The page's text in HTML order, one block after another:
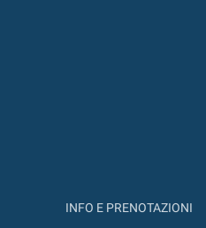
INFO E PRENOTAZIONI